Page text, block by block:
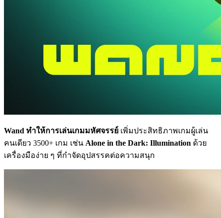
Wand ทำให้การเล่นเกมมหัศจรรย์ เพิ่มประสิทธิภาพเกมผู้เล่น
คนเดียว 3500+ เกม เช่น Alone in the Dark: Illumination ด้วย
เครื่องมือง่าย ๆ ที่กำจัดอุปสรรคต่อความสนุก